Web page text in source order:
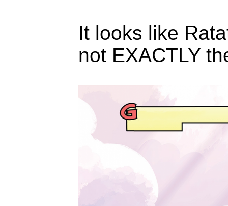
It looks like
not EXACTLY